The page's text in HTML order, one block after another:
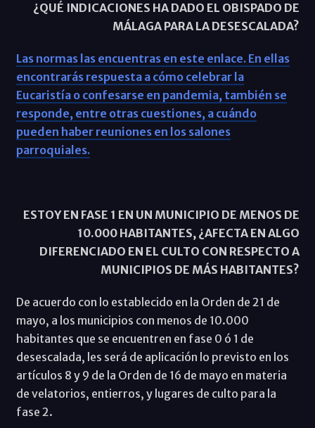
¿QUÉ INDICACIONES HA DADO EL OBISPADO DE
MÁLAGA PARA LA DESESCALADA?
Las normas las encuentras en este enlace. En ellas
encontrarás respuesta a cómo celebrar la
Eucaristía o confesarse en pandemia, también se
responde, entre otras cuestiones, a cuándo
pueden haber reuniones en los salones
parroquiales.
ESTOY EN FASE 1 EN UN MUNICIPIO DE MENOS DE
10.000 HABITANTES, ¿AFECTA EN ALGO
DIFERENCIADO EN EL CULTO CON RESPECTO A
MUNICIPIOS DE MÁS HABITANTES?
De acuerdo con lo establecido en la Orden de 21 de
mayo, a los municipios con menos de 10.000
habitantes que se encuentren en fase 0 ó 1 de
desescalada, les será de aplicación lo previsto en los
artículos 8 y 9 de la Orden de 16 de mayo en materia
de velatorios, entierros, y lugares de culto para la
fase 2.